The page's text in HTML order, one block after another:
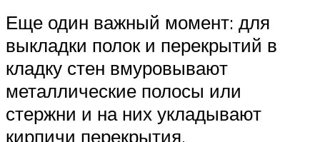
Еще один важный момент: для
выкладки полок и перекрытий в
кладку стен вмуровывают
металлические полосы или
стержни и на них укладывают
кирпичи перекрытия.